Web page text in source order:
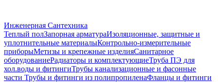
Инженерная Сантехника
Теплый полЗапорная арматураИзоляционные, защитные и
уплотнительные материалыКонтрольно-измерительные
приборыМетизы и крепежные изделияСанитарное
оборудованиеРадиаторы и комплектующиеТруба ПЭ для
хол.воды и фитингиТрубы канализационные и фасонные
части Трубы и фитинги из полипропиленаФланцы и фитинги